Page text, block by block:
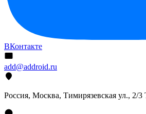
ВКонтакте
add@addroid.ru
Россия, Москва, Тимирязевская ул.,